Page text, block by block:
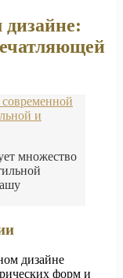
и
множество
дизайне
форм и